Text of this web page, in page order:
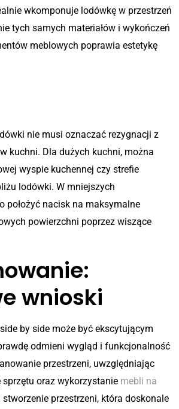
wkomponuje lodówkę w przestrzeń
tych samych materiałów i wykończeń
meblowych poprawia estetykę
nie musi oznaczać rezygnacji z
kuchni. Dla dużych kuchni, można
wyspie kuchennej czy strefie
lodówki. W mniejszych
położyć nacisk na maksymalne
powierzchni poprzez wiszące
wnioski
by side może być ekscytującym
odmieni wygląd i funkcjonalność
przestrzeni, uwzględniając
oraz wykorzystanie mebli na
przestrzeni, która doskonale